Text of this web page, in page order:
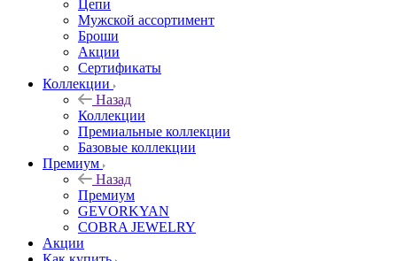
Цепи
Мужской ассортимент
Броши
Акции
Сертификаты
Коллекции
Назад
Коллекции
Премиальные коллекции
Базовые коллекции
Премиум
Назад
Премиум
GEVORKYAN
COBRA JEWELRY
Акции